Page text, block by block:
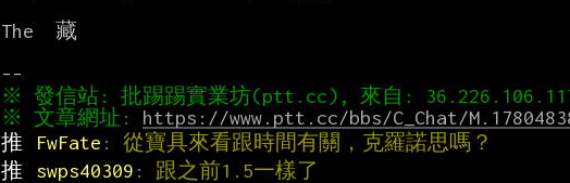
The  藏
※ 文章網址: https://www.ptt.cc/bbs/C_Chat/
推
FwFate : 從寶具來看跟時間有關，克羅諾思嗎？
推
swps40309 : 跟之前1.5一樣了